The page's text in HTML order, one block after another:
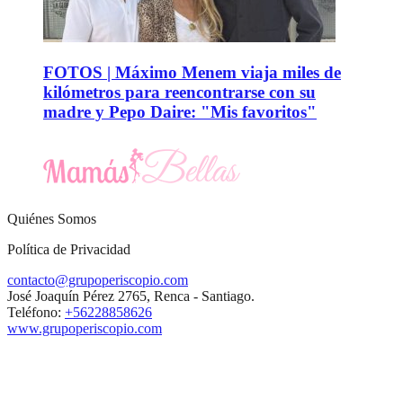
FOTOS | Máximo Menem viaja miles de
kilómetros para reencontrarse con su
madre y Pepo Daire: "Mis favoritos"
Quiénes Somos
Política de Privacidad
contacto@grupoperiscopio.com
José Joaquín Pérez 2765, Renca - Santiago.
Teléfono: +56228858626
www.grupoperiscopio.com